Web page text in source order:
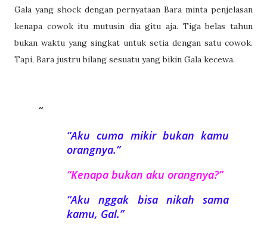
Gala yang shock dengan pernyataan Bara minta penjelasan
kenapa cowok itu mutusin dia gitu aja. Tiga belas tahun
bukan waktu yang singkat untuk setia dengan satu cowok.
Tapi, Bara justru bilang sesuatu yang bikin Gala kecewa.
“Aku cuma mikir bukan kamu
orangnya.”
“Kenapa bukan aku orangnya?”
“Aku nggak bisa nikah sama
kamu, Gal.”